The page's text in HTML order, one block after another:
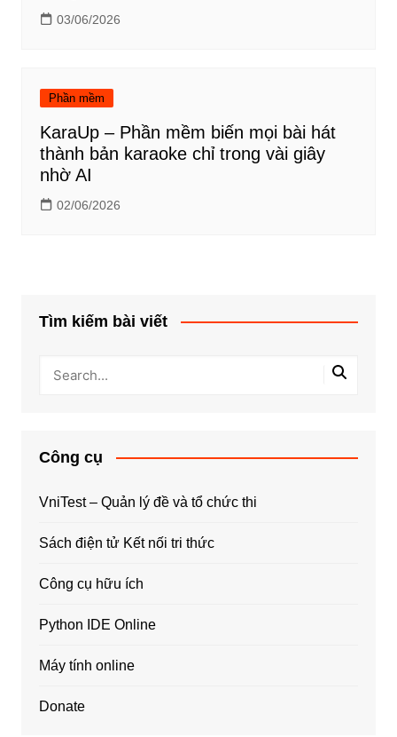
03/06/2026
Phần mềm
KaraUp – Phần mềm biến mọi bài hát
thành bản karaoke chỉ trong vài giây
nhờ AI
02/06/2026
Tìm kiếm bài viết
Công cụ
VniTest – Quản lý đề và tổ chức thi
Sách điện tử Kết nối tri thức
Công cụ hữu ích
Python IDE Online
Máy tính online
Donate